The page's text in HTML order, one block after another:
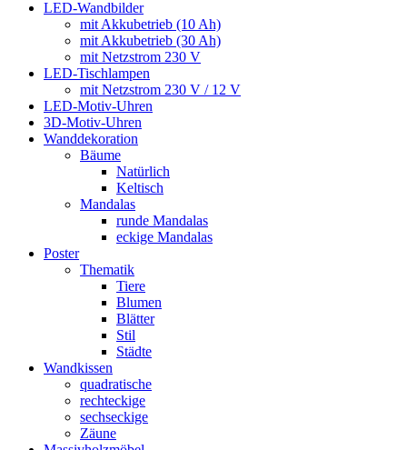
LED-Wandbilder
mit Akkubetrieb (10 Ah)
mit Akkubetrieb (30 Ah)
mit Netzstrom 230 V
LED-Tischlampen
mit Netzstrom 230 V / 12 V
LED-Motiv-Uhren
3D-Motiv-Uhren
Wanddekoration
Bäume
Natürlich
Keltisch
Mandalas
runde Mandalas
eckige Mandalas
Poster
Thematik
Tiere
Blumen
Blätter
Stil
Städte
Wandkissen
quadratische
rechteckige
sechseckige
Zäune